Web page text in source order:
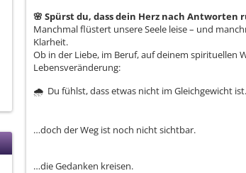
🌸 Spürst du, dass dein Herz nach Antworten
Manchmal flüstert unsere Seele leise – und
Klarheit.
Ob in der Liebe, im Beruf, auf deinem spirituellen
Lebensveränderung:
🌧 ️ Du fühlst, dass etwas nicht im Gleichgewicht
…doch der Weg ist noch nicht sichtbar.
…die Gedanken kreisen.